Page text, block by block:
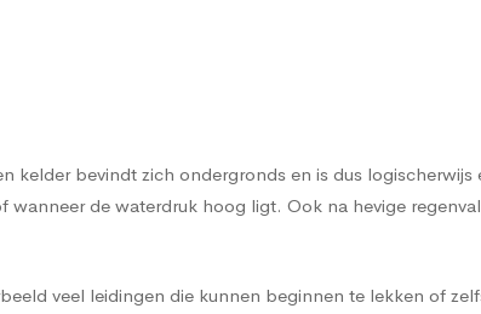
bevindt zich ondergronds en is dus logischerwijs
de waterdruk hoog ligt. Ook na hevige
veel leidingen die kunnen beginnen te lekken of